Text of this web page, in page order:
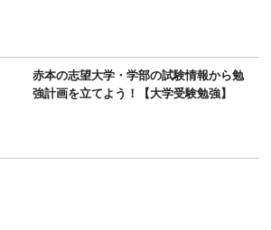
赤本の志望大学・学部の試験情報から勉
強計画を立てよう！【大学受験勉強】